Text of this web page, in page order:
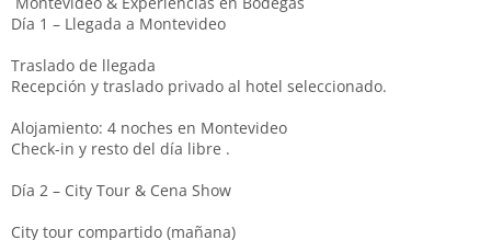
Día 1 – Llegada a Montevideo
Traslado de llegada
Recepción y traslado privado al hotel seleccionado.
Alojamiento: 4 noches en Montevideo
Check-in y resto del día libre .
Día 2 – City Tour & Cena Show
City tour compartido (mañana)